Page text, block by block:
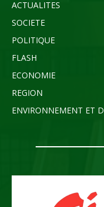
ACTUALITES
SOCIETE
POLITIQUE
FLASH
ECONOMIE
REGION
ENVIRONNEMENT ET